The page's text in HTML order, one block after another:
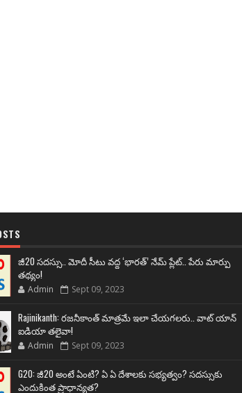
జీ20 సదస్సు.. మోదీ సీటు వద్ద ‘భారత్’ నేమ్ ప్లేట్‌.. పేరు మార్పు
తథ్యం!
Admin Sept 09, 2023
Rajinikanth: రజనీకాంత్ మాత్రమే ఇలా చేయగలరు.. వాట్ యాన్
ఐడియా తలైవా!
Admin Sept 09, 2023
G20: జీ20 అంటే ఏంటి? ఏ ఏ దేశాలకు సభ్యత్వం? సదస్సుకు
ఎందుకింత ప్రాధాన్యత?